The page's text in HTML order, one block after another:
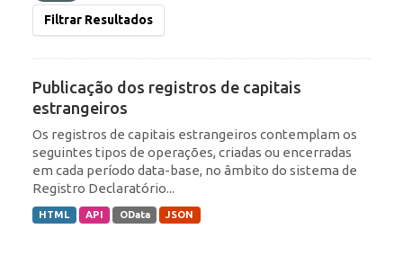
Filtrar Resultados
Publicação dos registros de capitais
estrangeiros
Os registros de capitais estrangeiros contemplam os
seguintes tipos de operações, criadas ou encerradas
em cada período data-base, no âmbito do sistema de
Registro Declaratório...
HTML API OData JSON